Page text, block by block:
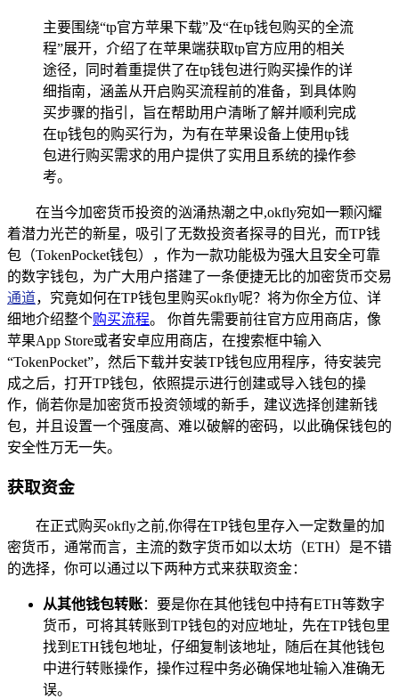
主要围绕“tp官方苹果下载”及“在tp钱包购买的全流
程”展开，介绍了在苹果端获取tp官方应用的相关
途径，同时着重提供了在tp钱包进行购买操作的详
细指南，涵盖从开启购买流程前的准备，到具体购
买步骤的指引，旨在帮助用户清晰了解并顺利完成
在tp钱包的购买行为，为有在苹果设备上使用tp钱
包进行购买需求的用户提供了实用且系统的操作参
考。
在当今加密货币投资的汹涌热潮之中,okfly宛如一颗闪耀
着潜力光芒的新星，吸引了无数投资者探寻的目光，而TP钱
包（TokenPocket钱包），作为一款功能极为强大且安全可靠
的数字钱包，为广大用户搭建了一条便捷无比的加密货币交易
通道，究竟如何在TP钱包里购买okfly呢？将为你全方位、详
细地介绍整个购买流程。 你首先需要前往官方应用商店，像
苹果App Store或者安卓应用商店，在搜索框中输入
“TokenPocket”，然后下载并安装TP钱包应用程序，待安装完
成之后，打开TP钱包，依照提示进行创建或导入钱包的操
作，倘若你是加密货币投资领域的新手，建议选择创建新钱
包，并且设置一个强度高、难以破解的密码，以此确保钱包的
安全性万无一失。
获取资金
在正式购买okfly之前,你得在TP钱包里存入一定数量的加
密货币，通常而言，主流的数字货币如以太坊（ETH）是不错
的选择，你可以通过以下两种方式来获取资金：
从其他钱包转账：要是你在其他钱包中持有ETH等数字
货币，可将其转账到TP钱包的对应地址，先在TP钱包里
找到ETH钱包地址，仔细复制该地址，随后在其他钱包
中进行转账操作，操作过程中务必确保地址输入准确无
误。